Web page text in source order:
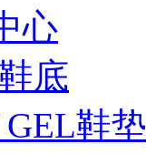
心
底
GEL鞋垫